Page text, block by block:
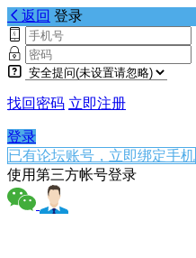
返回 登录
找回密码 立即注册
登录
已有论坛账号，立即绑定手机
使用第三方帐号登录